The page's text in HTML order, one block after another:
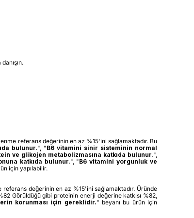
referans değerinin en az %15'ini sağlamaktadır. Bu
bulunur.", "B6 vitamini sinir sisteminin normal
ve glikojen metabolizmasına katkıda bulunur.",
katkıda bulunur.", "B6 vitamini yorgunluk ve
için yapılabilir.
değerinin en az %15'ini sağlamaktadır. Üründe
Görüldüğü gibi proteinin enerji değerine katkısı %82,
korunması için gereklidir." beyanı bu ürün için